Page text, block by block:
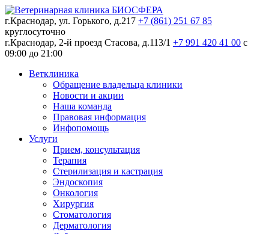
г.Краснодар, ул. Горького, д.217 +7 (861) 251 67 85
круглосуточно
г.Краснодар, 2-й проезд Стасова, д.113/1 +7 991 420 41 00 c
09:00 до 21:00
Ветклиника
Обращение владельца клиники
Новости и акции
Наша команда
Правовая информация
Инфопомощь
Услуги
Прием, консультация
Терапия
Стерилизация и кастрация
Эндоскопия
Онкология
Хирургия
Стоматология
Дерматология